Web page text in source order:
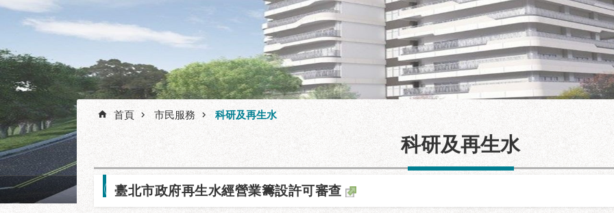
陽明教養院永福之家西南向建築透視圖
首頁 市民服務 科研及再生水
科研及再生水
臺北市政府再生水經營業籌設許可審查